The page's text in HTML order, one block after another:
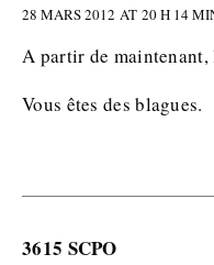
28 MARS 2012 AT 20 H 14
A partir de maintenant,
Vous êtes des blagues.
3615 SCPO